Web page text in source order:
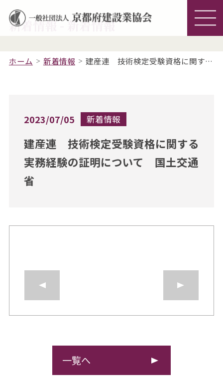
新着情報 - 新着情報
ホーム 新着情報 建産連 技術検定受験資格に関する実務経験の証明について 国土交通省
2023/07/05 新着情報
建産連 技術検定受験資格に関する
実務経験の証明について 国土交通
省
一覧へ